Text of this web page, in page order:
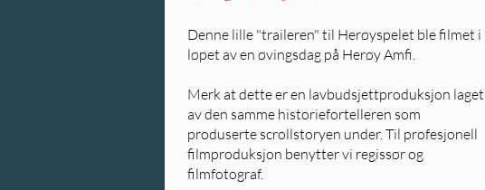
Denne lille "traileren" til Herøyspelet ble filmet i
løpet av en øvingsdag på Herøy Amfi.
Merk at dette er en lavbudsjettproduksjon laget
av den samme historiefortelleren som
produserte scrollstoryen under. Til profesjonell
filmproduksjon benytter vi regissør og
filmfotograf.